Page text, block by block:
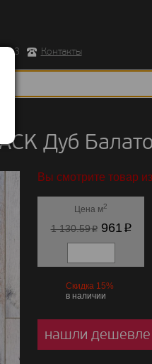
3
Контакты
Дуб
Вы смотрите товар
Цена м2
1 130.59p961 p
Скидка 15%
в наличии
нашли дешевле